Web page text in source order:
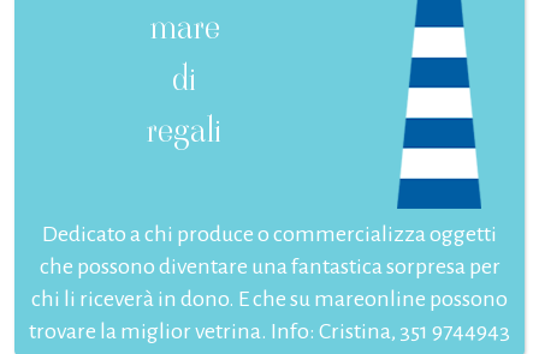
mare
di
regali
Dedicato a chi produce o commercializza oggetti
che possono diventare una fantastica sorpresa per
chi li riceverà in dono. E che su mareonline possono
trovare la miglior vetrina. Info: Cristina, 351 9744943